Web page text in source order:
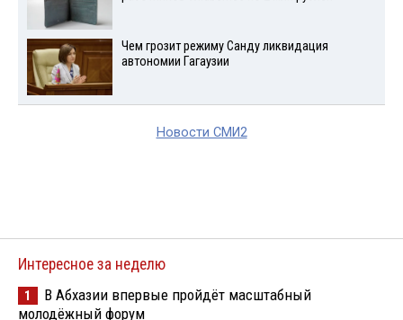
Чем грозит режиму Санду ликвидация
автономии Гагаузии
Новости СМИ2
Интересное за неделю
1
В Абхазии впервые пройдёт масштабный
молодёжный форум